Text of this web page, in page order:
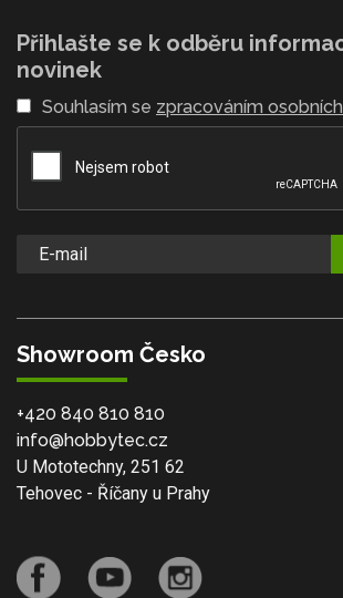
Přihlašte se k odběru
novinek
Souhlasím se zpracováním
Showroom Česko
+420 840 810 810
info@hobbytec.cz
U Mototechny, 251 62
Tehovec - Říčany u Prahy